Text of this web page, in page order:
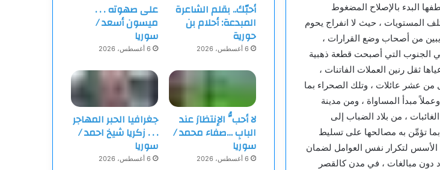
البدء بالإصلاح المضغوط
المستويات ، حيث لا انفراج يحوم
من أصحاب وضع القرارات ،
الجنوب التي أصبحت قطعة ذهبية
ثقل رنين العملات الفاتنات ،
من عشر عائلات ، وتلك الصحراء بما
مبدأ المساواة ، ومن مدينة
، من بلاد الضباب إلى
تؤمِّن به مصالحها على تسليط
الأسس لتكرار نفس العوامل لضمان
دون مبالغات ، في مدن كالقصر
أحبّك.. بقلم الشاعرة
المبدعة: أحلام بن
حورية
6 أغسطس، 2026
على صهوته . . .
ميسون أسعد /
سوريا
6 أغسطس، 2026
لا أحبُّ الإنتظارَ عند
البابِ …صفاء محمد /
سوريا
6 أغسطس، 2026
جغرافيا الحبر المهاجر
‏. . . زكريا شيخ احمد /
سوريا
6 أغسطس، 2026